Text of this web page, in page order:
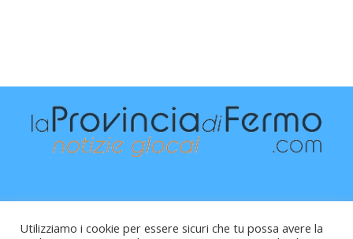
Utilizziamo i cookie per essere sicuri che tu possa avere la